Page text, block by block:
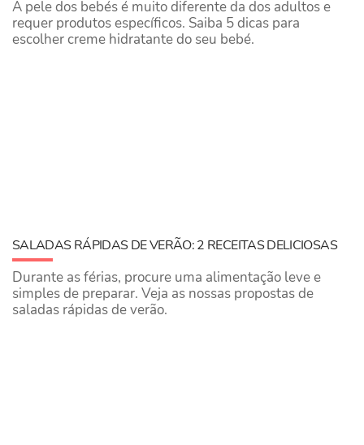
A pele dos bebés é muito diferente da dos adultos e
requer produtos específicos. Saiba 5 dicas para
escolher creme hidratante do seu bebé.
SALADAS RÁPIDAS DE VERÃO: 2 RECEITAS DELICIOSAS
Durante as férias, procure uma alimentação leve e
simples de preparar. Veja as nossas propostas de
saladas rápidas de verão.